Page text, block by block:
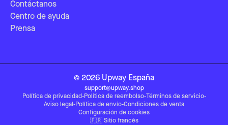
Contáctanos
Centro de ayuda
Prensa
© 2026 Upway España
support@upway.shop
Política de privacidad-Política de reembolso-Términos de servicio-
Aviso legal -Política de envío-Condiciones de venta
Configuración de cookies
🇫🇷 Sitio francés